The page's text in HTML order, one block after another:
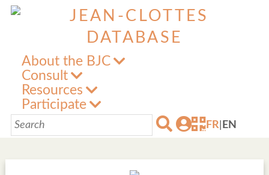
About the BJC
Consult
Resources
Participate
FR EN